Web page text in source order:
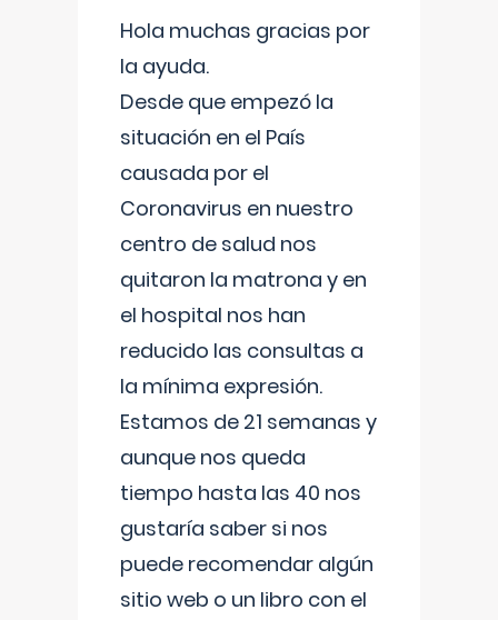
Hola muchas gracias por
la ayuda.
Desde que empezó la
situación en el País
causada por el
Coronavirus en nuestro
centro de salud nos
quitaron la matrona y en
el hospital nos han
reducido las consultas a
la mínima expresión.
Estamos de 21 semanas y
aunque nos queda
tiempo hasta las 40 nos
gustaría saber si nos
puede recomendar algún
sitio web o un libro con el